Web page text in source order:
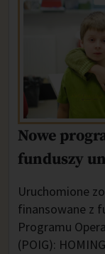
Nowe
funduszy
Uruchomione
finansowane z
Programu
(POIG):